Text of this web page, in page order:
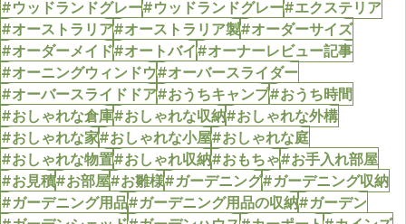
#ウッドランドグレー#ウッドランドグレー#エクステリア
#オーストラリア#オーストラリア製#オーダーサイズ
#オーダーメイド#オートバイ#オーナーレビュー記事
#オーニングウィンドウ#オーバースライダー
#オーバースライドドア#おうちキャンプ#おうち時間
#おしゃれな倉庫#おしゃれな収納#おしゃれな外構
#おしゃれな家#おしゃれな小屋#おしゃれな庭
#おしゃれな物置#おしゃれ収納#おもちゃ#お手入れ部屋
#お見積#お部屋#お雛様#ガーデニング#ガーデニング収納
#ガーデニング用品#ガーデニング用品の収納#ガーデン